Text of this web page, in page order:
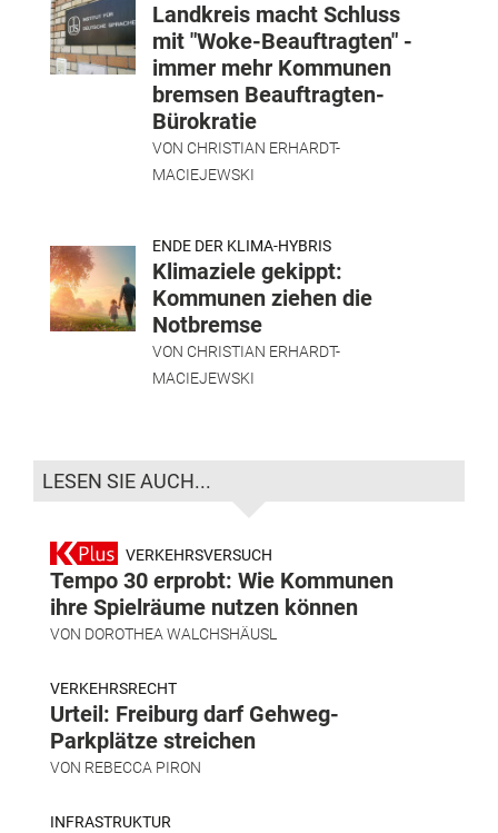
Landkreis macht Schluss
mit "Woke-Beauftragten" -
immer mehr Kommunen
bremsen Beauftragten-
Bürokratie
VON CHRISTIAN ERHARDT-
MACIEJEWSKI
ENDE DER KLIMA-HYBRIS
Klimaziele gekippt:
Kommunen ziehen die
Notbremse
VON CHRISTIAN ERHARDT-
MACIEJEWSKI
LESEN SIE AUCH...
VERKEHRSVERSUCH
Tempo 30 erprobt: Wie Kommunen
ihre Spielräume nutzen können
VON DOROTHEA WALCHSHÄUSL
VERKEHRSRECHT
Urteil: Freiburg darf Gehweg-
Parkplätze streichen
VON REBECCA PIRON
INFRASTRUKTUR